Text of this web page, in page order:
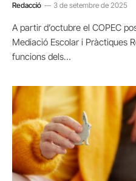
Redacció 3 de setembre de 2025
A partir d’octubre el COPEC
Mediació Escolar i Pràctiques
funcions dels…